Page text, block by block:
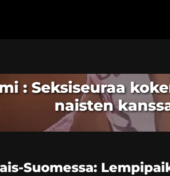
: Seksiseuraa
naisten
Suomessa: